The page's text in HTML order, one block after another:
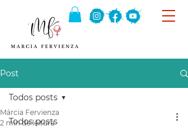
Post
Todos posts
Todos posts
Márcia Fervienza
2 min de leitura